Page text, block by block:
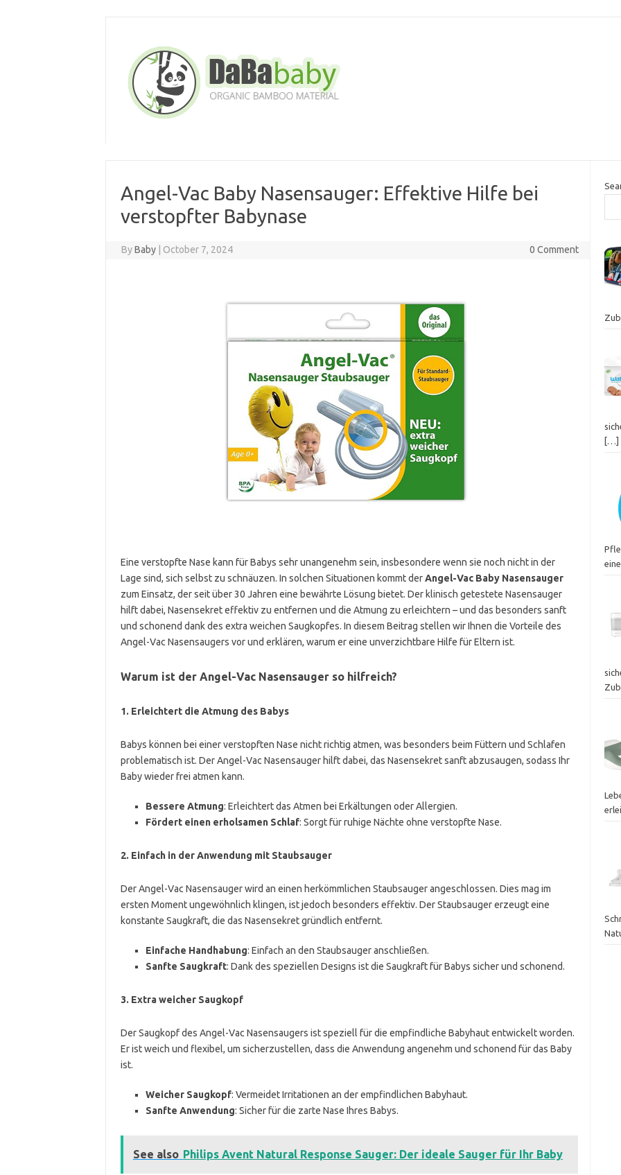
Angel-Vac Baby Nasensauger: Effektive Hilfe bei
verstopfter Babynase
ByBaby October 7, 2024 0 Comment
Eine verstopfte Nase kann für Babys sehr unangenehm sein, insbesondere wenn sie noch nicht in der
Lage sind, sich selbst zu schnäuzen. In solchen Situationen kommt derAngel-Vac Baby Nasensauger
zum Einsatz, der seit über 30 Jahren eine bewährte Lösung bietet. Der klinisch getestete Nasensauger
hilft dabei, Nasensekret effektiv zu entfernen und die Atmung zu erleichtern – und das besonders sanft
und schonend dank des extra weichen Saugkopfes. In diesem Beitrag stellen wir Ihnen die Vorteile des
Angel-Vac Nasensaugers vor und erklären, warum er eine unverzichtbare Hilfe für Eltern ist.
Warum ist der Angel-Vac Nasensauger so hilfreich?
1. Erleichtert die Atmung des Babys
Babys können bei einer verstopften Nase nicht richtig atmen, was besonders beim Füttern und Schlafen
problematisch ist. Der Angel-Vac Nasensauger hilft dabei, das Nasensekret sanft abzusaugen, sodass Ihr
Baby wieder frei atmen kann.
Bessere Atmung: Erleichtert das Atmen bei Erkältungen oder Allergien.
Fördert einen erholsamen Schlaf: Sorgt für ruhige Nächte ohne verstopfte Nase.
2. Einfach in der Anwendung mit Staubsauger
Der Angel-Vac Nasensauger wird an einen herkömmlichen Staubsauger angeschlossen. Dies mag im
ersten Moment ungewöhnlich klingen, ist jedoch besonders effektiv. Der Staubsauger erzeugt eine
konstante Saugkraft, die das Nasensekret gründlich entfernt.
Einfache Handhabung: Einfach an den Staubsauger anschließen.
Sanfte Saugkraft: Dank des speziellen Designs ist die Saugkraft für Babys sicher und schonend.
3. Extra weicher Saugkopf
Der Saugkopf des Angel-Vac Nasensaugers ist speziell für die empfindliche Babyhaut entwickelt worden.
Er ist weich und flexibel, um sicherzustellen, dass die Anwendung angenehm und schonend für das Baby
ist.
Weicher Saugkopf: Vermeidet Irritationen an der empfindlichen Babyhaut.
Sanfte Anwendung: Sicher für die zarte Nase Ihres Babys.
See also Philips Avent Natural Response Sauger: Der ideale Sauger für Ihr Baby
[…]